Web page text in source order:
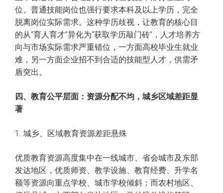
位、普通技能岗位也强行要求本科及以上学历，完全
脱离岗位实际需求。这种学历歧视，让教育的核心目
的从“育人育才”异化为“获取学历敲门砖”，人才培养方
向与市场实际需求严重错位，一方面高校毕业生就业
难，另一方面企业招不到合适的技能型人才，供需矛
盾突出。
四、教育公平层面：资源分配不均，城乡区域差距显
著
1. 城乡、区域教育资源差距悬殊
优质教育资源高度集中在一线城市、省会城市及东部
发达地区，优质师资、教学设施、教育经费、升学名
额等资源向重点学校、城市学校倾斜；而农村地区、